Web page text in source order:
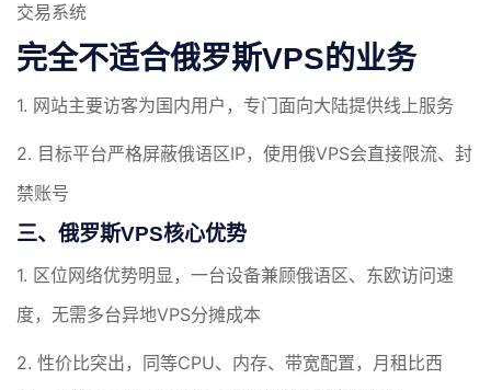
交易系统
完全不适合俄罗斯VPS的业务
1. 网站主要访客为国内用户，专门面向大陆提供线上服务
2. 目标平台严格屏蔽俄语区IP，使用俄VPS会直接限流、封
禁账号
三、俄罗斯VPS核心优势
1. 区位网络优势明显，一台设备兼顾俄语区、东欧访问速
度，无需多台异地VPS分摊成本
2. 性价比突出，同等CPU、内存、带宽配置，月租比西